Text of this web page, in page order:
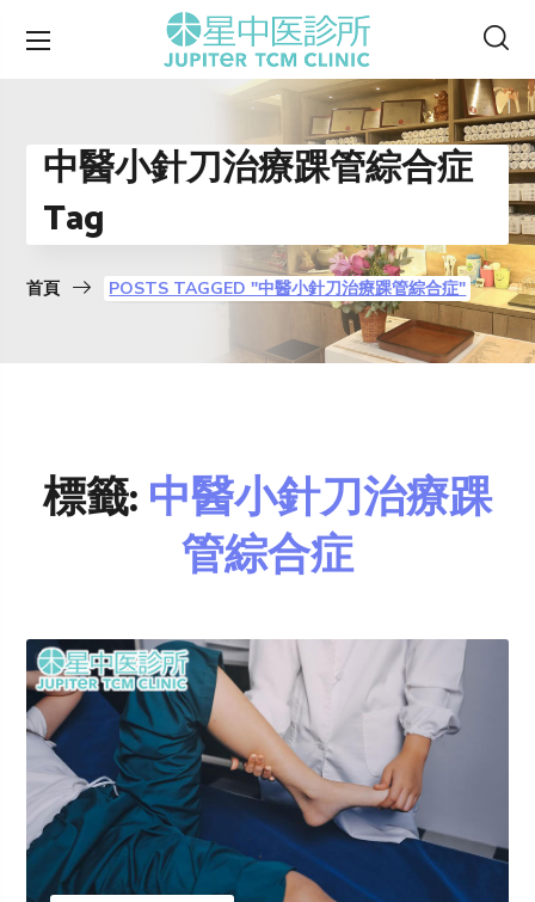
中醫小針刀治療踝管綜合症
Tag
首頁 POSTS TAGGED "中醫小針刀治療踝管綜合症"
標籤:中醫小針刀治療踝
管綜合症